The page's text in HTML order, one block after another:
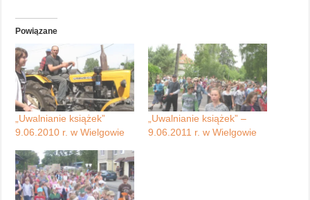
Powiązane
„Uwalnianie książek”
9.06.2010 r. w Wielgowie
„Uwalnianie książek” –
9.06.2011 r. w Wielgowie